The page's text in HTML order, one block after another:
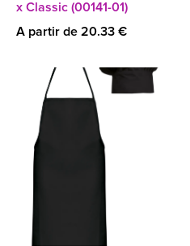
x Classic (00141-01)
A partir de 20.33 €